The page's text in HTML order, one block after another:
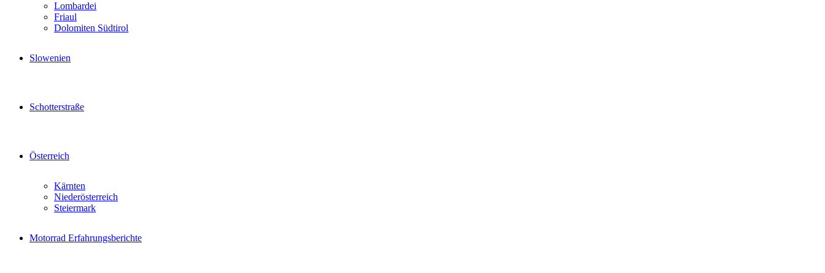
Lombardei
Friaul
Dolomiten Südtirol
Slowenien
Schotterstraße
Österreich
Kärnten
Niederösterreich
Steiermark
Motorrad Erfahrungsberichte